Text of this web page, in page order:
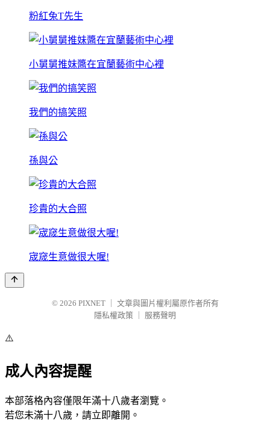
粉紅兔T先生
小舅舅推妹醬在宜蘭藝術中心裡
我們的搞笑照
孫與公
珍貴的大合照
宬窚生意做很大喔!
© 2026 PIXNET
文章與圖片權利屬原作者所有
隱私權政策
服務聲明
⚠️
成人內容提醒
本部落格內容僅限年滿十八歲者瀏覽。
若您未滿十八歲，請立即離開。